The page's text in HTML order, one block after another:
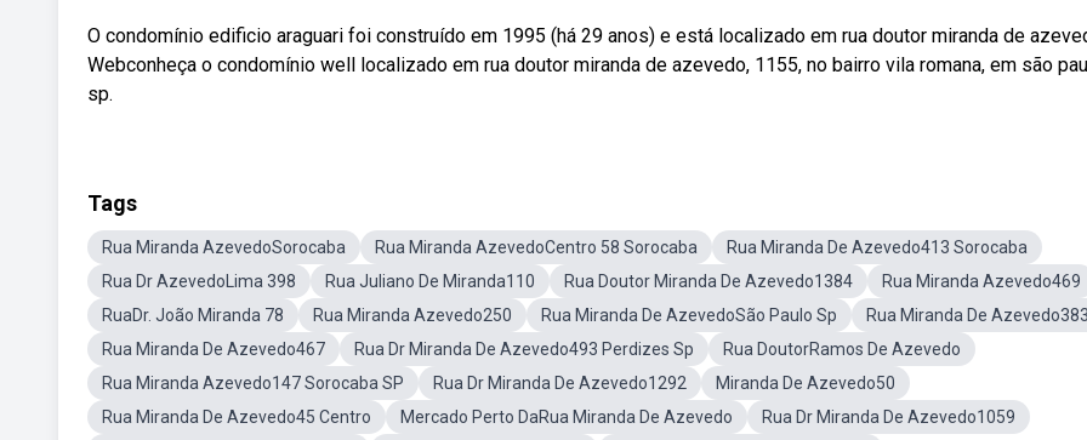
O condomínio edificio araguari foi construído em 1995 (há 29 anos) e está localizado em rua doutor miranda de
Webconheça o condomínio well localizado em rua doutor miranda de azevedo, 1155, no bairro vila romana, em são
sp.
Tags
Rua Miranda AzevedoSorocaba Rua Miranda AzevedoCentro 58 Sorocaba
Rua Miranda De Azevedo413 Sorocaba
Rua Dr AzevedoLima 398
Rua Juliano De Miranda110 Rua Doutor Miranda De Azevedo1384
Rua Miranda Azevedo469
RuaDr. João Miranda 78
Rua Miranda Azevedo250 Rua Miranda De AzevedoSão Paulo Sp
Rua Miranda De Azevedo383
Rua Miranda De Azevedo467
Rua Dr Miranda De Azevedo493 Perdizes Sp
Rua DoutorRamos De Azevedo
Rua Miranda Azevedo147 Sorocaba SP
Rua Dr Miranda De Azevedo1292
Miranda De Azevedo50
Rua Miranda De Azevedo45 Centro
Mercado Perto DaRua Miranda De Azevedo
Rua Dr Miranda De Azevedo1059